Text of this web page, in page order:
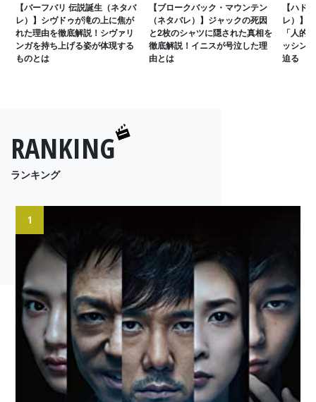
【バーフバリ 伝説誕生（ネタバ
レ）】シヴドゥが滝の上に焦が
れた理由を徹底解説！シヴァリ
ンガを持ち上げる姿が体現する
ものとは
【ブロークバック・マウンテン
（ネタバレ）】ジャックの死因
と2枚のシャツに隠された真相を
徹底解説！イニスが号泣した理
由とは
【ハド
レ）】
「人的
ッシン
迫る
RANKING
ランキング
1